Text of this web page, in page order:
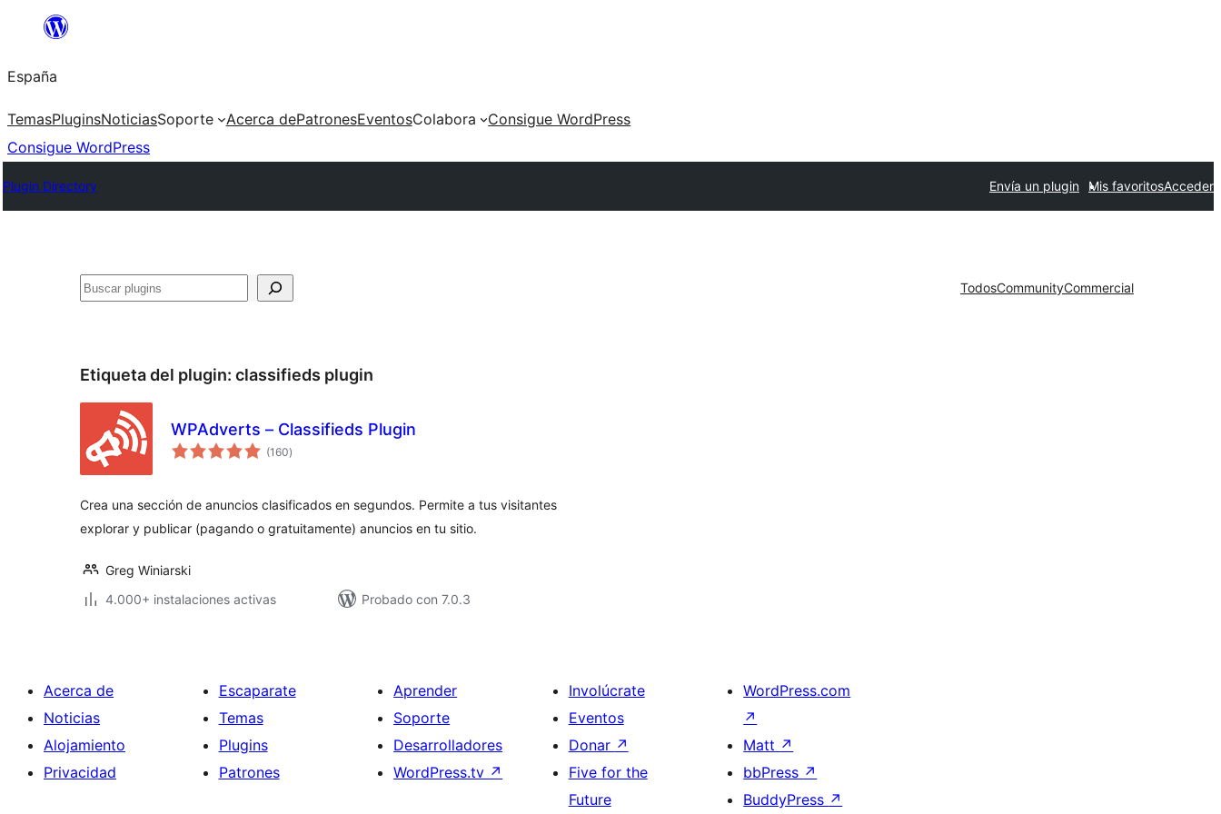
Saltar
contenido
España
TemasPluginsNoticiasSoporte Acerca dePatronesEventosColabora
Consigue WordPress
Consigue WordPress
Plugin Directory Envía un plugin Mis favoritosAcceder
Buscar TodosCommunityCommercial
Etiqueta del plugin: classifieds plugin
WPAdverts – Classifieds Plugin
(160valoraciones
en
)
Crea una sección de anuncios clasificados en segundos. Permite a tus visitantes
explorar y publicar (pagando o gratuitamente) anuncios en tu sitio.
Greg Winiarski
4.000+ instalaciones activas
Probado con 7.0.3
Acerca de
Noticias
Alojamiento
Privacidad
Escaparate
Temas
Plugins
Patrones
Aprender
Soporte
Desarrolladores
WordPress.tv ↗
Involúcrate
Eventos
Donar ↗
Five for the
Future
WordPress.com
↗
Matt ↗
bbPress ↗
BuddyPress ↗